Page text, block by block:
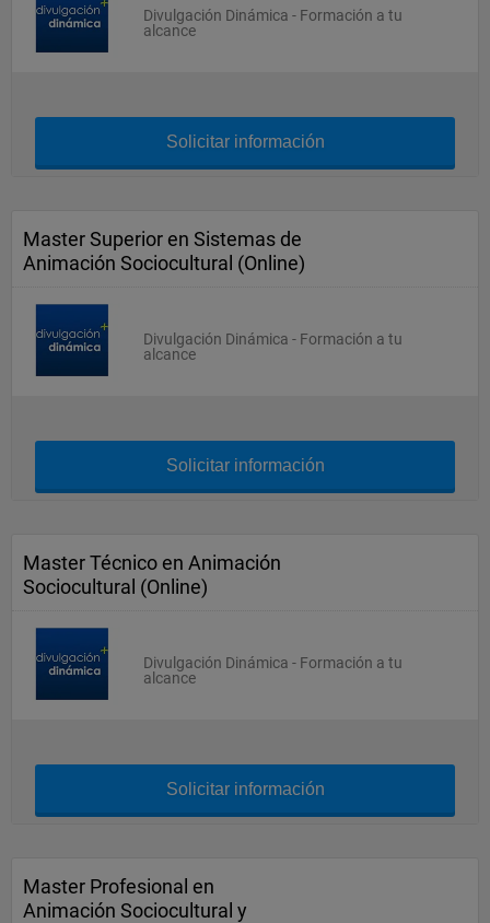
Divulgación Dinámica - Formación a tu
alcance
Solicitar información
Master Superior en Sistemas de
Animación Sociocultural (Online)
Divulgación Dinámica - Formación a tu
alcance
Solicitar información
Master Técnico en Animación
Sociocultural (Online)
Divulgación Dinámica - Formación a tu
alcance
Solicitar información
Master Profesional en
Animación Sociocultural y